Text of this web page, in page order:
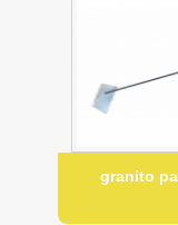
granito